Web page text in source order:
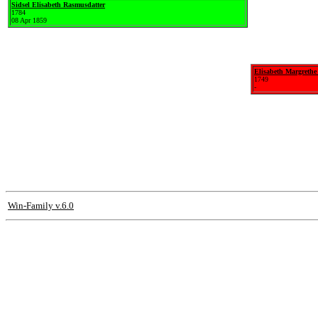
Sidsel Elisabeth Rasmusdatter
1784
08 Apr 1859
Elisabeth Margrethe
1749
-
Win-Family v.6.0